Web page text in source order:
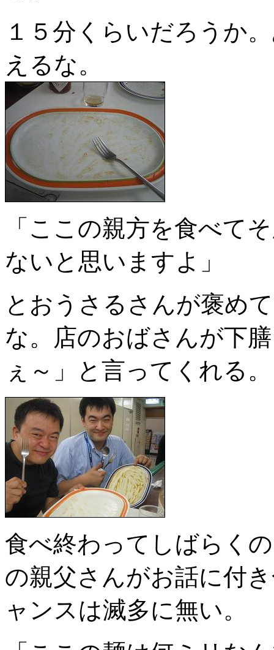
１５分くらいだろうか
えるな。
「ここの親方を食べて
ないと思いますよ」
とおうさるさんが褒め
な。店のおばさんが下
ぇ～」と言ってくれる。
食べ終わってしばらく
の親父さんがお話に付
ャンスは滅多に無い。